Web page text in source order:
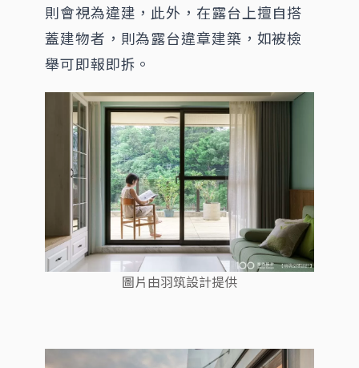
則會視為違建，此外，在露台上擅自搭
蓋建物者，則為露台違章建築，如被檢
舉可即報即拆。
圖片由羽筑設計提供